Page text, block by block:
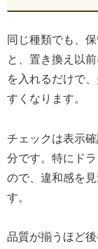
同じ種類でも、
と、置き換え以
を入れるだけで
すくなります。
チェックは表示
分です。特にド
ので、違和感を
す。
品質が揃うほど